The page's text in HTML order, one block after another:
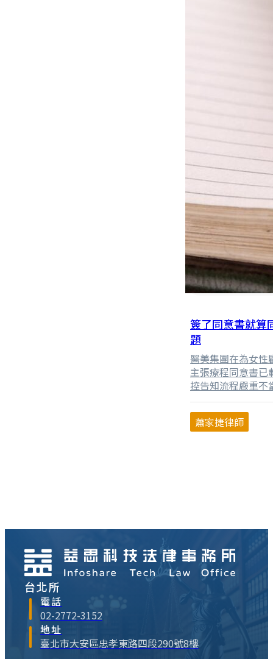
簽了同意書就算
題
醫美集團在為女性
主張療程同意書已
控告知流程嚴重不
意」的三個核心層
性的法律問題，並
討同意的形式存
蕭家捷律師
台北所
電話
02-2772-3152
地址
臺北市大安區忠孝東路四段290號8樓